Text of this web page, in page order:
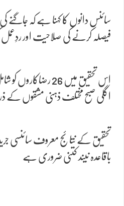
سائنس دانوں کا کہنا ہے کہ
فیصلہ کرنے کی صلاحیت اور ردِعمل
اس تحقیق میں 26
اگلی صبح مختلف ذہنی مشقوں کے
تحقیق کے نتائج معروف سائنسی
باقاعدہ نیند کتنی ضروری ہے